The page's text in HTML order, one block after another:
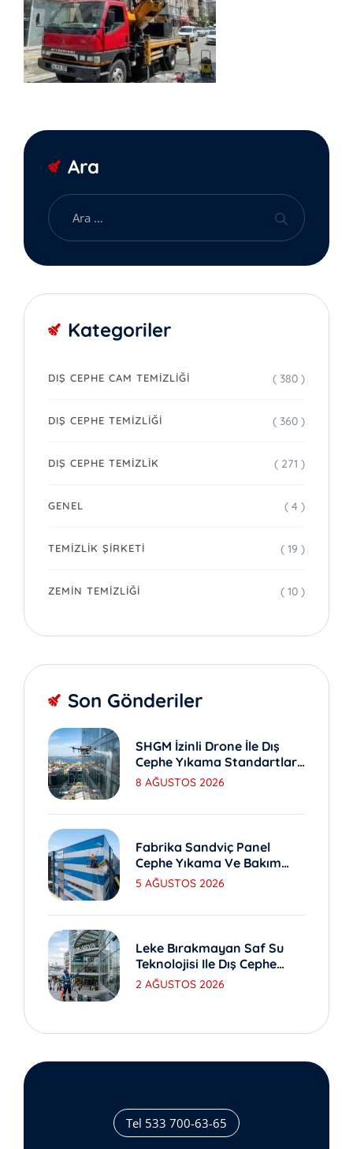
Ara
Kategoriler
DIŞ CEPHE CAM TEMIZLIĞI ( 380 )
DIŞ CEPHE TEMIZLIĞI ( 360 )
DIŞ CEPHE TEMIZLIK ( 271 )
GENEL ( 4 )
TEMIZLIK ŞIRKETI ( 19 )
ZEMIN TEMIZLIĞI ( 10 )
Son Gönderiler
SHGM İzinli Drone İle Dış
Cephe Yıkama Standartları
Nedir?
8 AĞUSTOS 2026
Fabrika Sandviç Panel
Cephe Yıkama Ve Bakım
Yöntemleri
5 AĞUSTOS 2026
Leke Bırakmayan Saf Su
Teknolojisi Ile Dış Cephe
Yıkama
2 AĞUSTOS 2026
Tel 533 700-63-65